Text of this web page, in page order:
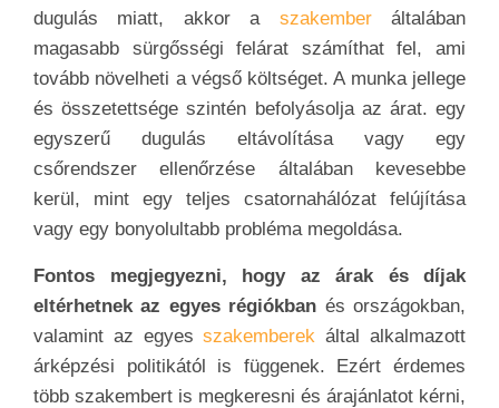
dugulás miatt, akkor a szakemberáltalában
magasabb sürgősségi felárat számíthat fel, ami
tovább növelheti a végső költséget. A munka jellege
és összetettsége szintén befolyásolja az árat. egy
egyszerű dugulás eltávolítása vagy egy
csőrendszer ellenőrzése általában kevesebbe
kerül, mint egy teljes csatornahálózat felújítása
vagy egy bonyolultabb probléma megoldása.
Fontos megjegyezni, hogy az árak és díjak
eltérhetnek az egyes régiókban és országokban,
valamint az egyesszakemberekáltal alkalmazott
árképzési politikától is függenek. Ezért érdemes
több szakembert is megkeresni és árajánlatot kérni,